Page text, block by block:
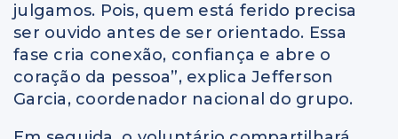
julgamos. Pois, quem está ferido precisa
ser ouvido antes de ser orientado. Essa
fase cria conexão, confiança e abre o
coração da pessoa”, explica Jefferson
Garcia, coordenador nacional do grupo.